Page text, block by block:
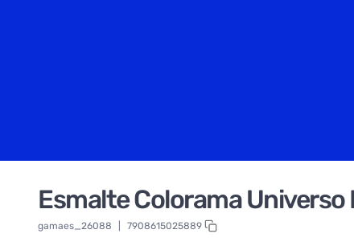
Esmalte Colorama
gamaes_26088 7908615025889